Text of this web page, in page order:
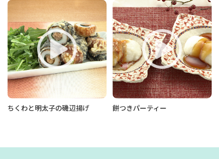
ちくわと明太子の磯辺揚げ 餅つきパーティー